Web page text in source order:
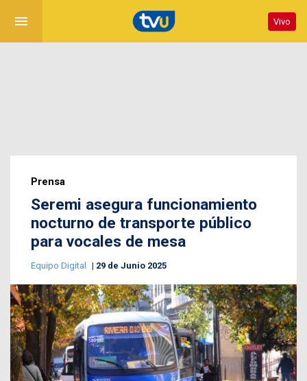
menu Vivo
Prensa
Seremi asegura funcionamiento
nocturno de transporte público
para vocales de mesa
Equipo Digital 29 de Junio 2025